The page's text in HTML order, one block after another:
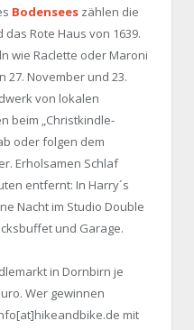
Bodensees zählen die
Rote Haus von 1639.
wie Raclette oder Maroni
27. November und 23.
von lokalen
beim „Christkindle-
oder folgen dem
Erholsamen Schlaf
entfernt: In Harry´s
Nacht im Studio Double
und Garage.
in Dornbirn je
Wer gewinnen
mit